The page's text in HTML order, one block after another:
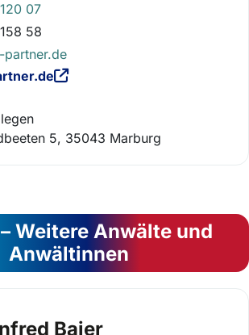
07
58
partner.de
5, 35043 Marburg
Weitere Anwälte und
Anwältinnen
Baier